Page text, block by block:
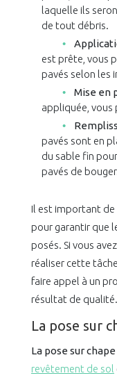
laquelle ils
de tout débris.
est prête, vous
pavés selon les
Mise en
appliquée, vous
pavés sont en
du sable fin
pavés de
Il est important
pour garantir que
posés. Si vous
réaliser cette
faire appel à un
résultat de qualité.
La pose sur
La pose sur chape
revêtement de sol